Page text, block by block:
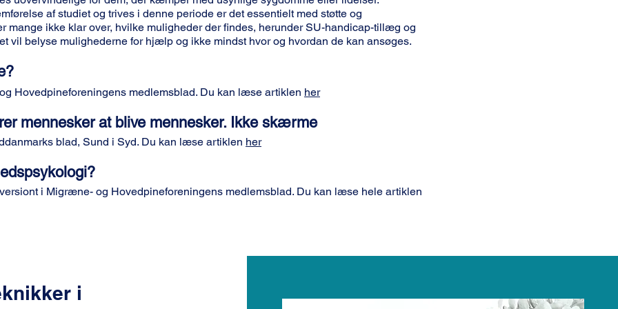
af studiet og trives i denne periode er det essentielt med støtte og
ikke klar over, hvilke muligheder der findes, herunder SU-handicap-tillæg og
vil belyse mulighederne for hjælp og ikke mindst hvor og hvordan de kan ansøges.
Hovedpineforeningens medlemsblad. Du kan læse artiklen her
mennesker at blive mennesker. Ikke skærme
blad, Sund i Syd. Du kan læse artiklen her
i Migræne- og Hovedpineforeningens medlemsblad. Du kan læse hele artiklen
i